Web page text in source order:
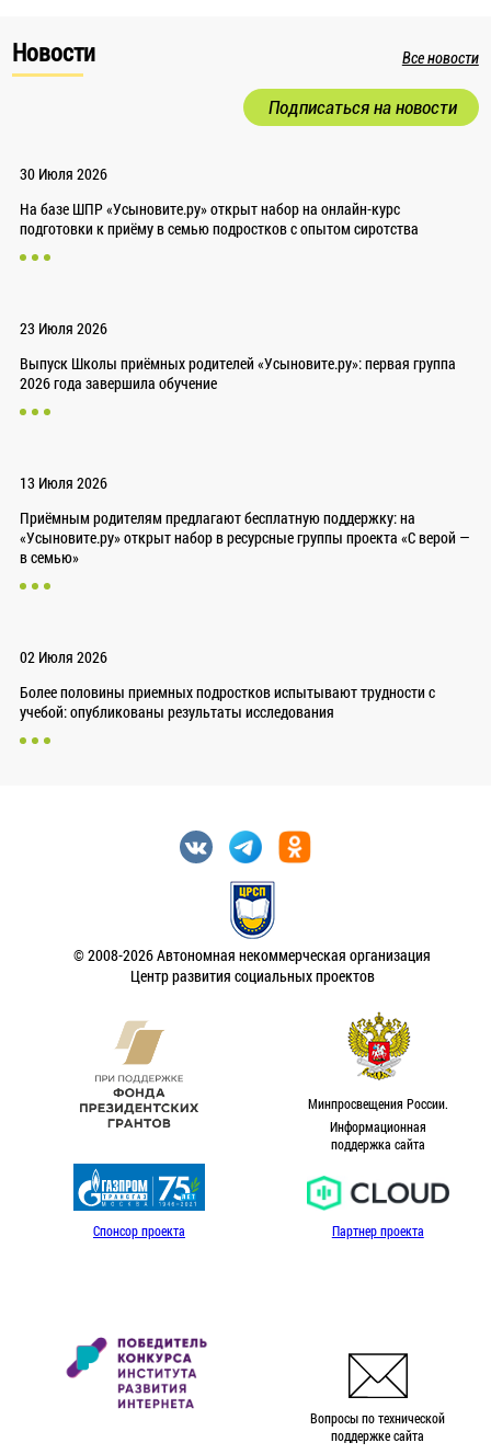
Новости Все новости
Подписаться на новости
30 Июля 2026
На базе ШПР «Усыновите.ру» открыт набор на онлайн-курс
подготовки к приёму в семью подростков с опытом сиротства
23 Июля 2026
Выпуск Школы приёмных родителей «Усыновите.ру»: первая группа
2026 года завершила обучение
13 Июля 2026
Приёмным родителям предлагают бесплатную поддержку: на
«Усыновите.ру» открыт набор в ресурсные группы проекта «С верой —
в семью»
02 Июля 2026
Более половины приемных подростков испытывают трудности с
учебой: опубликованы результаты исследования
© 2008-2026 Автономная некоммерческая организация
Центр развития социальных проектов
Минпросвещения России.
Информационная
поддержка сайта
Спонсор проекта Партнер проекта
Вопросы по технической
поддержке сайта